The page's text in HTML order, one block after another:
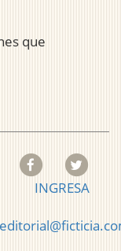
que
INGRESA